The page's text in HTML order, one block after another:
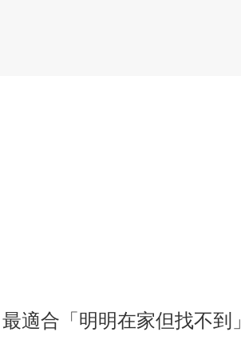
適合「明明在家但找不到」